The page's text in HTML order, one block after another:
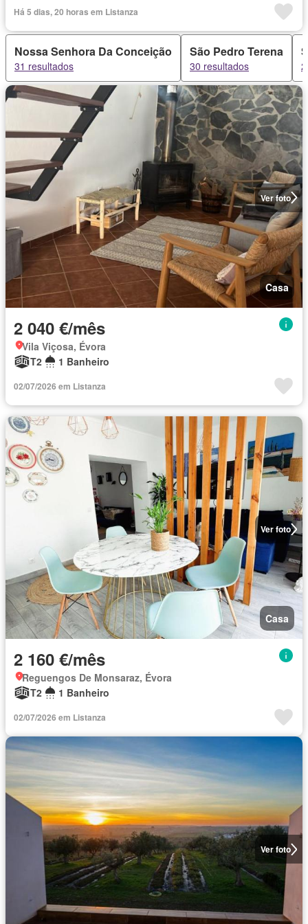
Há 5 dias, 20 horas em Listanza
Nossa Senhora Da Conceição
31 resultados
São Pedro Terena
30 resultados
Ver foto
Casa
2 040 €/mês
Vila Viçosa, Évora
T2
1 Banheiro
02/07/2026 em Listanza
Ver foto
Casa
2 160 €/mês
Reguengos De Monsaraz, Évora
T2
1 Banheiro
02/07/2026 em Listanza
Ver foto